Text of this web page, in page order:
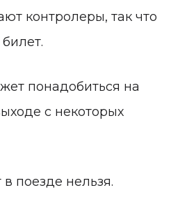
контролеры, так что
понадобиться на
с некоторых
поезде нельзя.